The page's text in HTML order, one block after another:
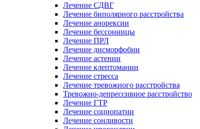
Лечение СДВГ
Лечение биполярного расстройства
Лечение анорексии
Лечение бессонницы
Лечение ПРЛ
Лечение дисморфобии
Лечение астении
Лечение клептомании
Лечение стресса
Лечение тревожного расстройства
Тревожно-депрессивное расстройство
Лечение ГТР
Лечение социопатии
Лечение сонливости